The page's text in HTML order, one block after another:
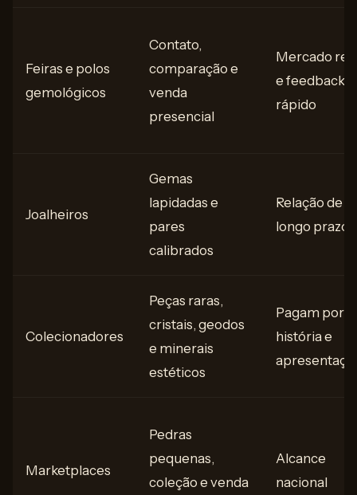
Feiras e polos
gemológicos
Contato,
comparação e
venda
presencial
Mercado
e feedback
rápido
Joalheiros
Gemas
lapidadas e
pares
calibrados
Relação de
longo prazo
Colecionadores
Peças raras,
cristais, geodos
e minerais
estéticos
Pagam por
história e
Marketplaces
Pedras
pequenas,
coleção e venda
Alcance
nacional